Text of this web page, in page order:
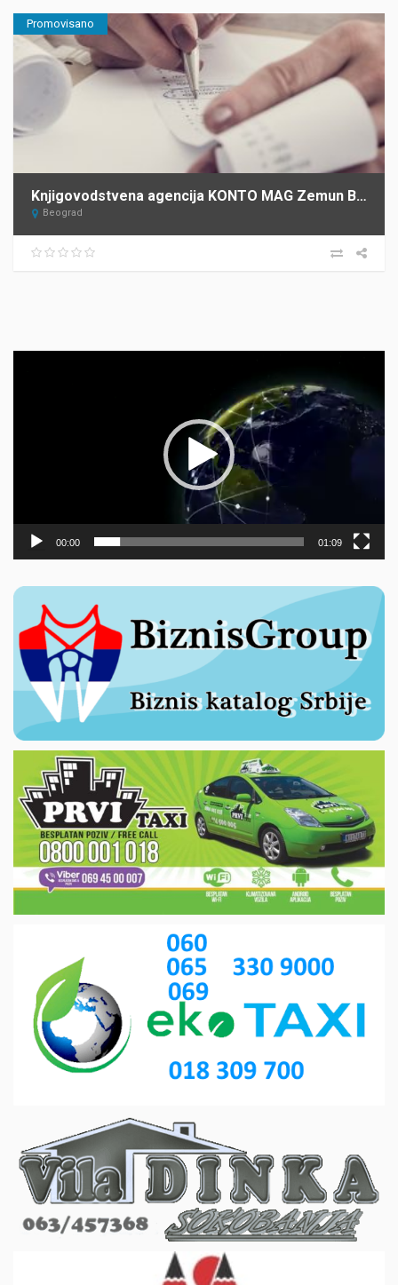
Promovisano
Knjigovodstvena agencija KONTO MAG Zemun Beograd
Beograd
00:00 01:09